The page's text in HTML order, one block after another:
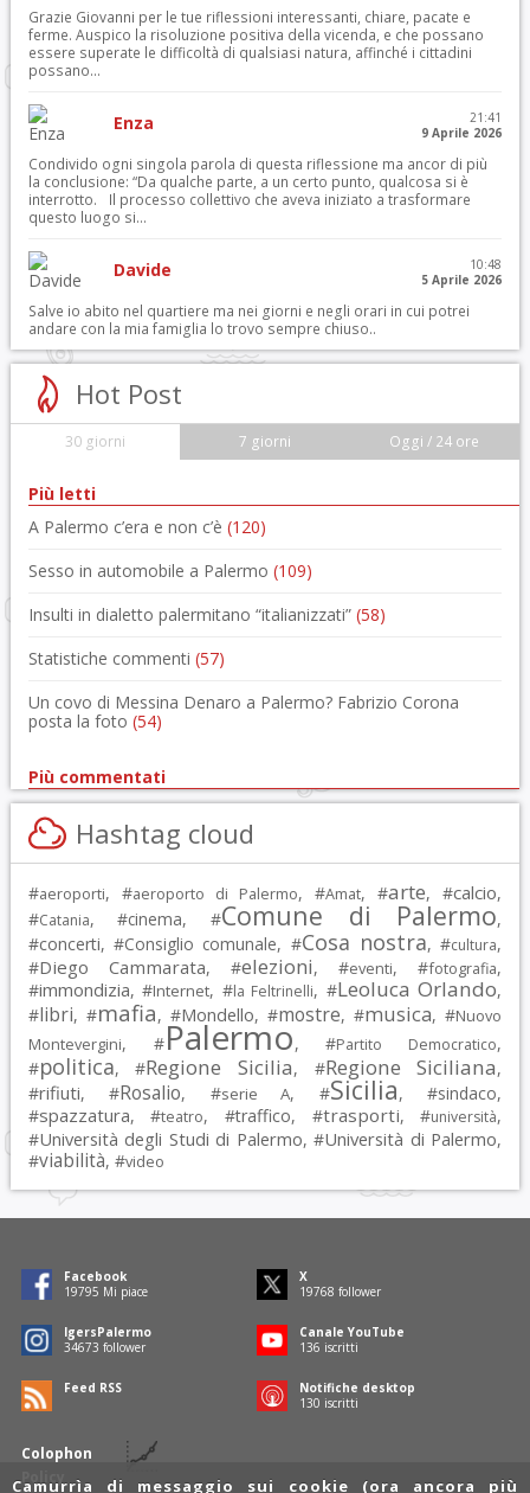
Grazie Giovanni per le tue riflessioni interessanti, chiare, pacate e
ferme. Auspico la risoluzione positiva della vicenda, e che possano
essere superate le difficoltà di qualsiasi natura, affinché i cittadini
possano...
Enza
21:41
9 Aprile 2026
Condivido ogni singola parola di questa riflessione ma ancor di più
la conclusione: “Da qualche parte, a un certo punto, qualcosa si è
interrotto. Il processo collettivo che aveva iniziato a trasformare
questo luogo si...
Davide
10:48
5 Aprile 2026
Salve io abito nel quartiere ma nei giorni e negli orari in cui potrei
andare con la mia famiglia lo trovo sempre chiuso..
Hot Post
30 giorni 7 giorni Oggi / 24 ore
Più letti
A Palermo c’era e non c’è (120)
Sesso in automobile a Palermo (109)
Insulti in dialetto palermitano “italianizzati” (58)
Statistiche commenti (57)
Un covo di Messina Denaro a Palermo? Fabrizio Corona
posta la foto (54)
Più commentati
Hashtag cloud
#aeroporti, #aeroporto di Palermo, #Amat, #arte, #calcio,
#Catania, #cinema, #Comune di Palermo,
#concerti, #Consiglio comunale, #Cosa nostra, #cultura,
#Diego Cammarata, #elezioni, #eventi, #fotografia,
#immondizia, #Internet, #la Feltrinelli, #Leoluca Orlando,
#libri, #mafia, #Mondello, #mostre, #musica, #Nuovo
Montevergini, #Palermo, #Partito Democratico,
#politica, #Regione Sicilia, #Regione Siciliana,
#rifiuti, #Rosalio, #serie A, #Sicilia, #sindaco,
#spazzatura, #teatro, #traffico, #trasporti, #università,
#Università degli Studi di Palermo, #Università di Palermo,
#viabilità, #video
Colophon
Policy
Facebook
19795 Mi piace
X
19768 follower
IgersPalermo
34673 follower
Canale YouTube
136 iscritti
Feed RSS
Notifiche desktop
130 iscritti
Camurrìa di messaggio sui cookie (ora ancora più